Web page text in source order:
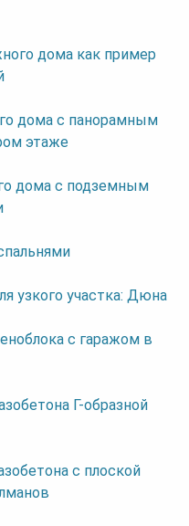
дома как пример
дома с панорамным
этаже
дома с подземным
узкого участка: Дюна
с гаражом в
Г-образной
с плоской